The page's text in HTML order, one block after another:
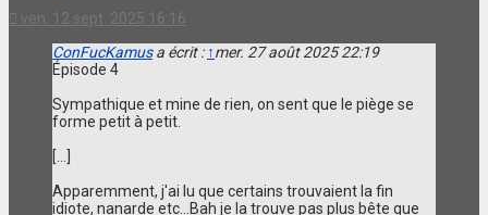
ven. 12 sept. 2025 16:16
ConFucKamusa écrit : ↑mer. 27 août 2025 22:19
Épisode 4
Sympathique et mine de rien, on sent que le piège se
forme petit à petit.
[...]
Apparemment, j'ai lu que certains trouvaient la fin
idiote, nanarde etc...Bah je la trouve pas plus bête que